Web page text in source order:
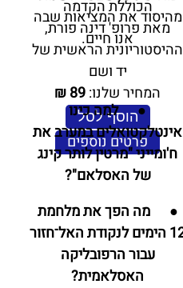
הכוללת הקדמה
מאת פרופ' דינה פורת,
ההיסטוריונית הראשית של
יד ושם
המחיר שלנו:89
₪
הוסף לסל
פרטים נוספים
מהיסוד את המציאות שבה
אנו חיים.
● למה כינו
אינטלקטואלים במערב את
ח'ומייני "מרטין לותר קינג
של האסלאם"?
● מה הפך את מלחמת
12 הימים לנקודת האל־חזור
עבור הרפובליקה
האסלאמית?